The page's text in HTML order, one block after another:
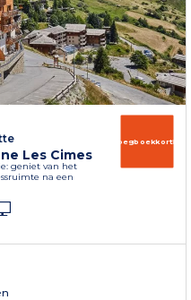
Les Cimes
geniet van het
na een
Vroegboekkorting